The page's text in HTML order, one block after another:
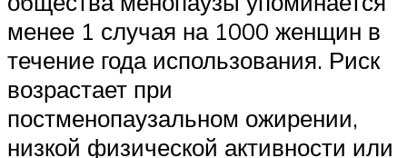
менее 1 случая на 1000 женщин в
течение года использования. Риск
возрастает при
постменопаузальном ожирении,
низкой физической активности или